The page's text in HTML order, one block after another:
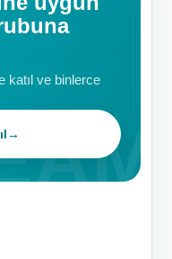
katıl ve binlerce
→